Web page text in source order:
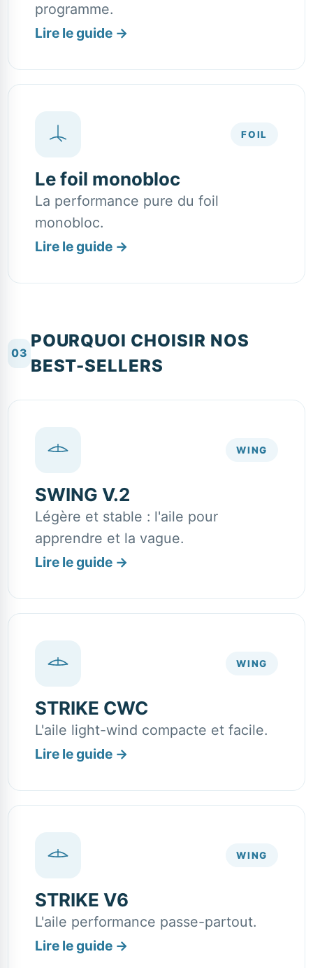
programme.
Lire le guide →
FOIL
Le foil monobloc
La performance pure du foil
monobloc.
Lire le guide →
03
POURQUOI CHOISIR NOS
BEST-SELLERS
WING
SWING V.2
Légère et stable : l'aile pour
apprendre et la vague.
Lire le guide →
WING
STRIKE CWC
L'aile light-wind compacte et facile.
Lire le guide →
WING
STRIKE V6
L'aile performance passe-partout.
Lire le guide →